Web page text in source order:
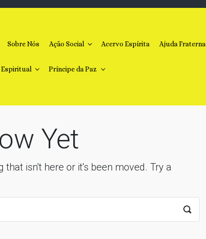
Sobre Nós Ação Social Acervo Espírita Ajuda Fraterna
Príncipe da Paz
Yet
isn't here or it's been moved. Try a